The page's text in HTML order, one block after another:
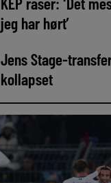
jeg har hørt’
Jens Stage-
kollapset